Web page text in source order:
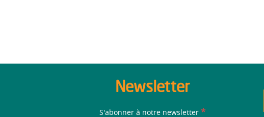
Newsletter
S'abonner à notre newsletter *